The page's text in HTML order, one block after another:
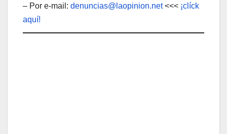
– Por e-mail: denuncias@laopinion.net<<< ¡clíck
aquí!